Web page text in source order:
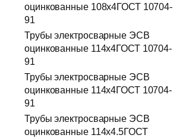
оцинкованные 108х4ГОСТ 10704-
91
Трубы электросварные ЭСВ
оцинкованные 114х4ГОСТ 10704-
91
Трубы электросварные ЭСВ
оцинкованные 114х4ГОСТ 10704-
91
Трубы электросварные ЭСВ
оцинкованные 114х4.5ГОСТ